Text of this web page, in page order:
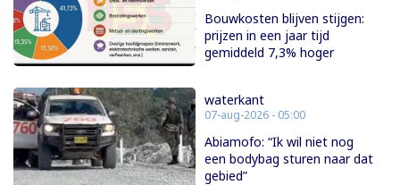
Bouwkosten blijven stijgen:
prijzen in een jaar tijd
gemiddeld 7,3% hoger
waterkant
07-aug-2026 - 05:00
Abiamofo: “Ik wil niet nog
een bodybag sturen naar dat
gebied”